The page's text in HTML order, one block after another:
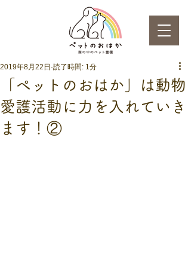
「ペットのおはか」は動物
愛護活動に力を入れていき
ます！②
2019年8月22日 読了時間: 1分